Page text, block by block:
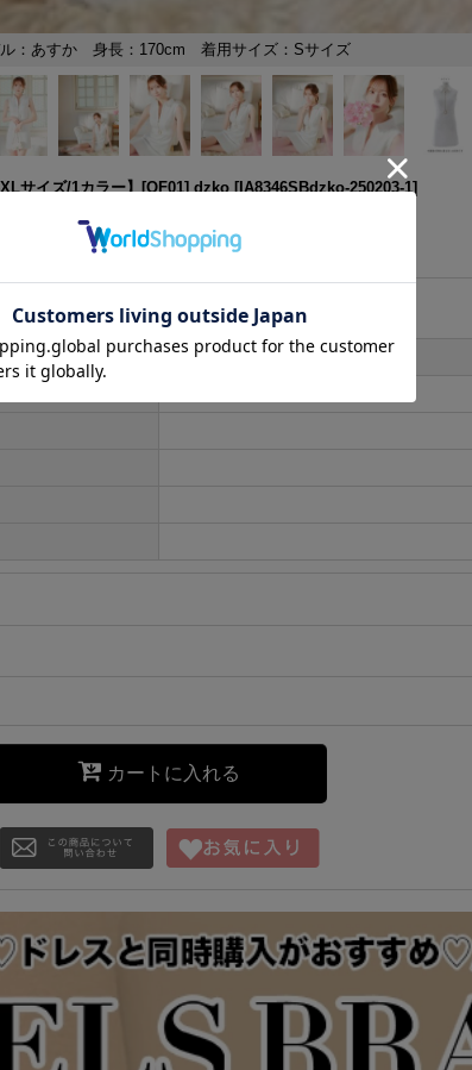
サイズ/1カラー】[OF01] dzko [ IA8346SBdzko-250203-1]
カートに入れる